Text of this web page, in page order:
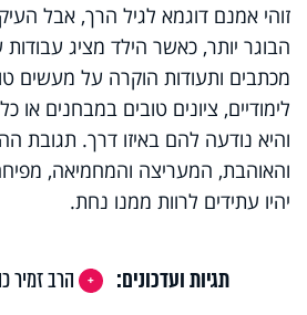
זוהי אמנם דוגמא לגיל הרך, אבל
הבוגר יותר, כאשר הילד מציג
מכתבים ותעודות הוקרה על מעשים
לימודיים, ציונים טובים במבחנים או
והיא נודעה להם באיזו דרך. תגובת
והאוהבת, המעריצה והמחמיאה,
יהיו עתידים לרוות ממנו נחת.
תגיות ועדכונים: הרב זמיר